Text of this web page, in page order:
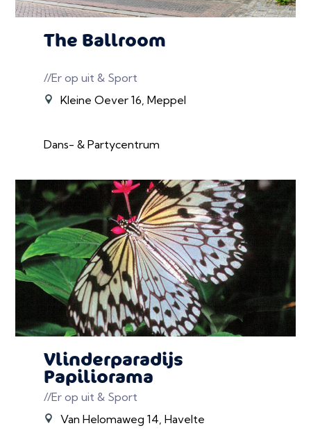
The Ballroom
//Er op uit & Sport
Kleine Oever 16, Meppel
Dans- & Partycentrum
Vlinderparadijs
Papiliorama
//Er op uit & Sport
Van Helomaweg 14, Havelte